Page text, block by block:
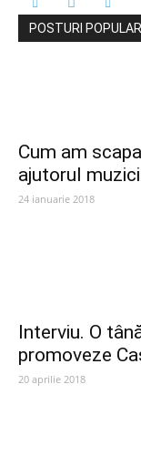
POSTURI
Cum am
ajutorul
24 ianuarie 2018
Interviu. O
promoveze
20 aprilie 2018